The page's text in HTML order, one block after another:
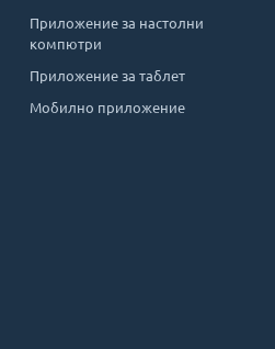
Приложение за настолни
компютри
Приложение за таблет
Мобилно приложение